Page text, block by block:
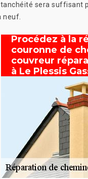
sera suffisant
neuf.
Procédez à la
couronne de
couvreur
à Le Plessis